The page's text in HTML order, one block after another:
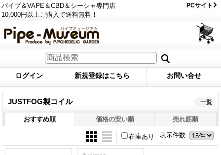
パイプ＆VAPE＆CBD＆シーシャ専門店
10,000円以上ご購入で送料無料！
PCサイト
ログイン 新規登録はこちら お問い合せ
JUSTFOG製コイル 一覧
おすすめ順 価格の安い順 売れ筋順
表示件数:
在庫あり